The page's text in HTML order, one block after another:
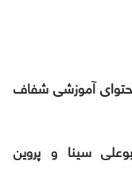
محتوای آموزشی شفاف
سینا و پروین